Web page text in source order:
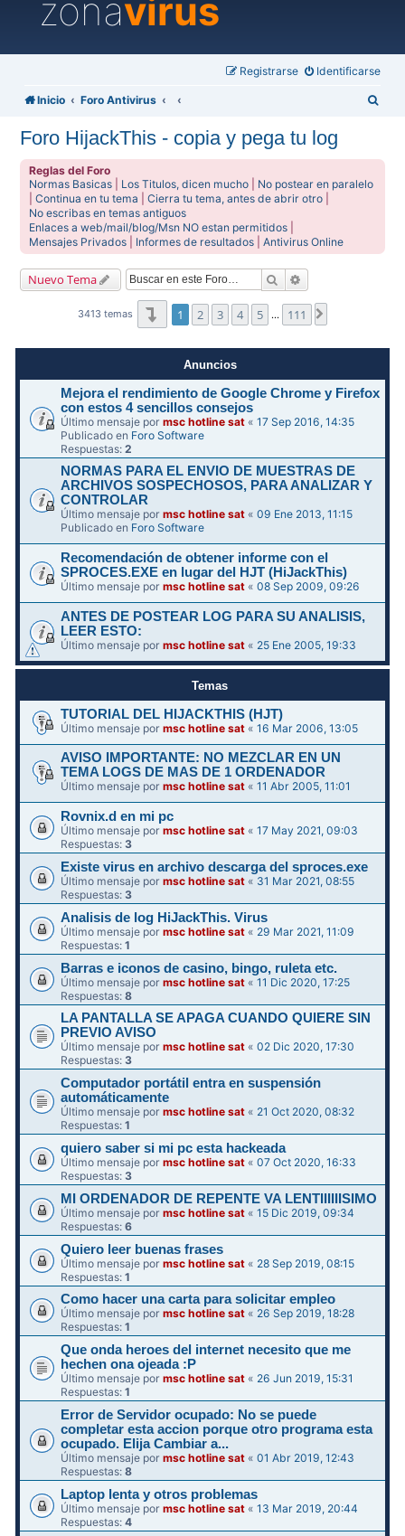
zonavirus
Identificarse
Registrarse
Inicio Foro Antivirus
Foro HijackThis - copia y pega tu log
Reglas del Foro
Normas Basicas
Los Titulos, dicen mucho
No postear en paralelo
|Continua en tu tema |Cierra tu tema, antes de abrir otro
No escribas en temas antiguos
Enlaces a web/mail/blog/Msn NO estan permitidos
Mensajes Privados
Informes de resultados |Antivirus Online
Nuevo Tema Buscar
3413 temas Página1de111
1 2 3 4 5 … 111
Anuncios
Mejora el rendimiento de Google Chrome y Firefox
con estos 4 sencillos consejos
Último mensaje pormsc hotline sat «17 Sep 2016, 14:35
Publicado en Foro Software
Respuestas:2
NORMAS PARA EL ENVIO DE MUESTRAS DE
ARCHIVOS SOSPECHOSOS, PARA ANALIZAR Y
CONTROLAR
Último mensaje pormsc hotline sat «09 Ene 2013, 11:15
Publicado en Foro Software
Recomendación de obtener informe con el
SPROCES.EXE en lugar del HJT (HiJackThis)
Último mensaje pormsc hotline sat «08 Sep 2009, 09:26
ANTES DE POSTEAR LOG PARA SU ANALISIS,
LEER ESTO:
Último mensaje pormsc hotline sat « 25 Ene 2005, 19:33
Temas
TUTORIAL DEL HIJACKTHIS (HJT)
Último mensaje pormsc hotline sat «16 Mar 2006, 13:05
AVISO IMPORTANTE: NO MEZCLAR EN UN
TEMA LOGS DE MAS DE 1 ORDENADOR
Último mensaje pormsc hotline sat «11 Abr 2005, 11:01
Rovnix.d en mi pc
Último mensaje pormsc hotline sat «17 May 2021, 09:03
Respuestas:3
Existe virus en archivo descarga del sproces.exe
Último mensaje pormsc hotline sat « 31 Mar 2021, 08:55
Respuestas: 3
Analisis de log HiJackThis. Virus
Último mensaje pormsc hotline sat « 29 Mar 2021, 11:09
Respuestas:1
Barras e iconos de casino, bingo, ruleta etc.
Último mensaje pormsc hotline sat «11 Dic 2020, 17:25
Respuestas:8
LA PANTALLA SE APAGA CUANDO QUIERE SIN
PREVIO AVISO
Último mensaje pormsc hotline sat «02 Dic 2020, 17:30
Respuestas:3
Computador portátil entra en suspensión
automáticamente
Último mensaje pormsc hotline sat « 21 Oct 2020, 08:32
Respuestas:1
quiero saber si mi pc esta hackeada
Último mensaje pormsc hotline sat «07 Oct 2020, 16:33
Respuestas:3
MI ORDENADOR DE REPENTE VA LENTIIIIIISIMO
Último mensaje pormsc hotline sat «15 Dic 2019, 09:34
Respuestas:6
Quiero leer buenas frases
Último mensaje pormsc hotline sat « 28 Sep 2019, 08:15
Respuestas:1
Como hacer una carta para solicitar empleo
Último mensaje pormsc hotline sat « 26 Sep 2019, 18:28
Respuestas:1
Que onda heroes del internet necesito que me
hechen ona ojeada :P
Último mensaje pormsc hotline sat « 26 Jun 2019, 15:31
Respuestas:1
Error de Servidor ocupado: No se puede
completar esta accion porque otro programa esta
ocupado. Elija Cambiar a...
Último mensaje pormsc hotline sat «01 Abr 2019, 12:43
Respuestas:8
Laptop lenta y otros problemas
Último mensaje pormsc hotline sat «13 Mar 2019, 20:44
Respuestas:4